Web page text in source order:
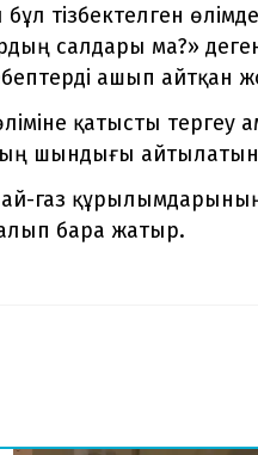
тізбектелген
салдары ма?»
ашып айтқан
қатысты тергеу
шындығы
газ
бара жатыр.